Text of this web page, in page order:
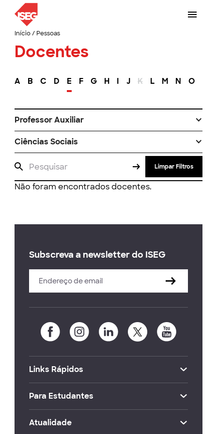
Início/ Pessoas
Docentes
A B C D E F G H I J K L M N O
Professor Auxiliar
Ciências Sociais
Limpar Filtros
Não foram encontrados docentes.
Subscreva a newsletter do ISEG
Links Rápidos
Para Estudantes
Atualidade